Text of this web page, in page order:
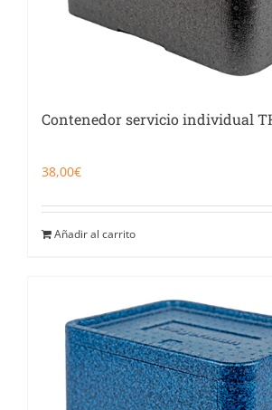
Contenedor servicio individual
38,00€
Añadir al carrito